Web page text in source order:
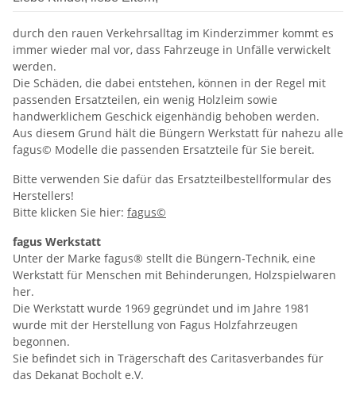
durch den rauen Verkehrsalltag im Kinderzimmer kommt es
immer wieder mal vor, dass Fahrzeuge in Unfälle verwickelt
werden.
Die Schäden, die dabei entstehen, können in der Regel mit
passenden Ersatzteilen, ein wenig Holzleim sowie
handwerklichem Geschick eigenhändig behoben werden.
Aus diesem Grund hält die Büngern Werkstatt für nahezu alle
fagus© Modelle die passenden Ersatzteile für Sie bereit.
Bitte verwenden Sie dafür das Ersatzteilbestellformular des
Herstellers!
Bitte klicken Sie hier: fagus©
fagus Werkstatt
Unter der Marke fagus® stellt die Büngern-Technik, eine
Werkstatt für Menschen mit Behinderungen, Holzspielwaren
her.
Die Werkstatt wurde 1969 gegründet und im Jahre 1981
wurde mit der Herstellung von Fagus Holzfahrzeugen
begonnen.
Sie befindet sich in Trägerschaft des Caritasverbandes für
das Dekanat Bocholt e.V.